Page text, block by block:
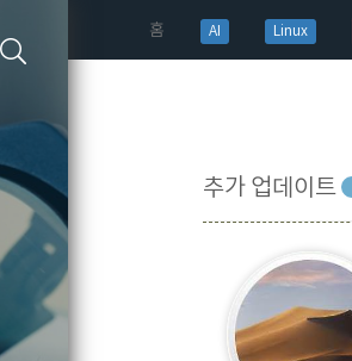
홈(current)
AI Linux
추가 업데이트